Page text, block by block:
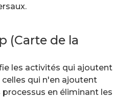
(Carte de la
les activités qui ajoutent
qui n'en ajoutent
en éliminant les